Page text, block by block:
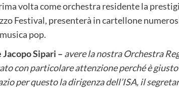
volta come orchestra residente la
Festival, presenterà in cartellone
pop.
Jacopo Sipari – avere la nostra Orchestra
con particolare attenzione perché è
per questo la dirigenza dell’ISA, il